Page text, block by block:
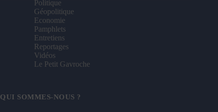
Politique
Géopolitique
Economie
Pamphlets
Entretiens
Reportages
Vidéos
Le Petit Gavroche
QUI SOMMES-NOUS ?